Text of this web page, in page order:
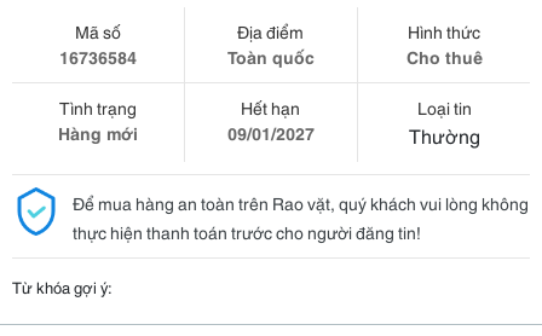
Mã số
16736584
Địa điểm
Toàn quốc
Hình thức
Cho thuê
Tình trạng
Hàng mới
Hết hạn
09/01/2027
Loại tin
Thường
Để mua hàng an toàn trên Rao vặt, quý khách vui lòng không
thực hiện thanh toán trước cho người đăng tin!
Từ khóa gợi ý: